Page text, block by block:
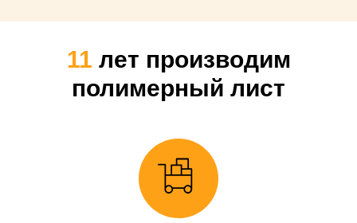
11 лет производим
полимерный лист